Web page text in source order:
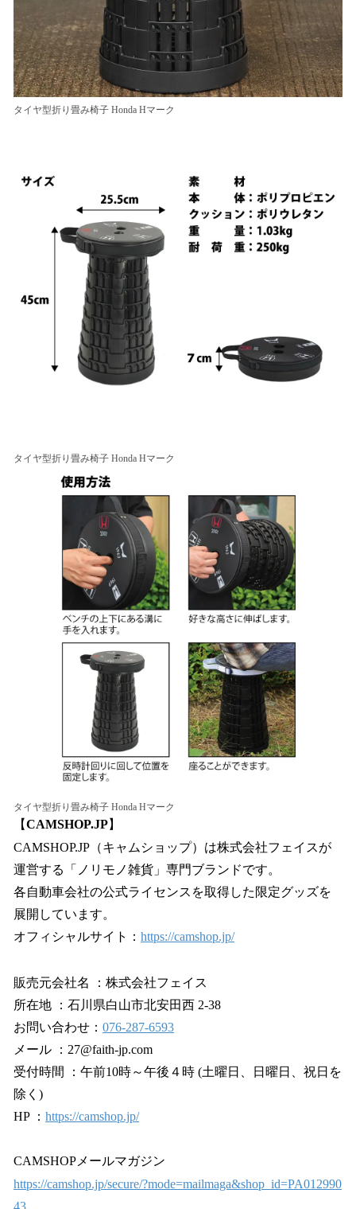
タイヤ型折り畳み椅子 Honda Hマーク
タイヤ型折り畳み椅子 Honda Hマーク
タイヤ型折り畳み椅子 Honda Hマーク
【CAMSHOP.JP】
CAMSHOP.JP（キャムショップ）は株式会社フェイスが
運営する「ノリモノ雑貨」専門ブランドです。
各自動車会社の公式ライセンスを取得した限定グッズを
展開しています。
オフィシャルサイト： https://camshop.jp/
販売元会社名 ：株式会社フェイス
所在地 ：石川県白山市北安田西 2-38
お問い合わせ： 076-287-6593
メール ：27@faith-jp.com
受付時間 ：午前10時～午後４時 (土曜日、日曜日、祝日を
除く)
HP ： https://camshop.jp/
CAMSHOPメールマガジン
https://camshop.jp/secure/?mode=mailmaga&shop_id=PA012990